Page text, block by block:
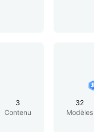
3
Contenu
32
Modèles